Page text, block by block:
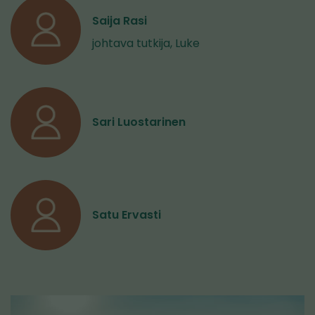
Saija Rasi
johtava tutkija, Luke
Sari Luostarinen
Satu Ervasti